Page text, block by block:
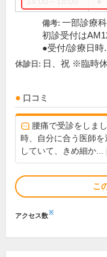
備考: 一部診療
初診受付は
●受付/診療日時
休診日: 日、祝 ※臨時
口コミ
腰痛で受診をしま
時、自分に合う医師
していて、きめ細か...
こ
アクセス数※